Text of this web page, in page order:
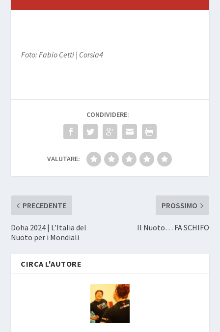
Foto: Fabio Cetti | Corsia4
CONDIVIDERE:
VALUTARE:
PRECEDENTE
Doha 2024 | L’Italia del
Nuoto per i Mondiali
PROSSIMO
Il Nuoto… FA SCHIFO
CIRCA L'AUTORE